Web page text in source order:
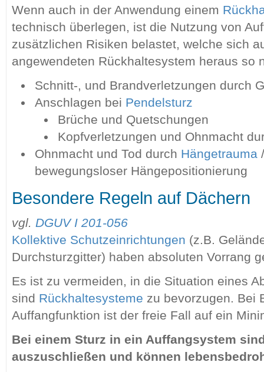
Wenn auch in der Anwendung einem
technisch überlegen, ist die Nutzung von
zusätzlichen Risiken belastet, welche sich
angewendeten Rückhaltesystem heraus so
Schnitt-, und Brandverletzungen durch
Anschlagen bei Pendelsturz
Brüche und Quetschungen
Kopfverletzungen und Ohnmacht
Ohnmacht und Tod durch Hängetrauma
bewegungsloser Hängepositionierung
Besondere Regeln auf Dächern
vgl. DGUV I 201-056
Kollektive Schutzeinrichtungen (z.B.
Durchsturzgitter) haben absoluten Vorrang
Es ist zu vermeiden, in die Situation eines
sind Rückhaltesysteme zu bevorzugen. Bei
Auffangfunktion ist der freie Fall auf ein
Bei einem Sturz in ein Auffangsystem
auszuschließen und können